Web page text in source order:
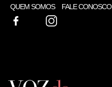
QUEM SOMOS FALE CONOSCO
FACEBOOK
TWITTER